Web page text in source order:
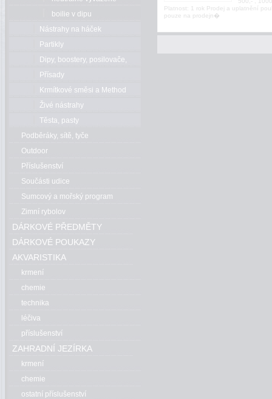
Platnost: 1 rok Prodej a uplatnění
pouze na prodejn�
boilie v dipu
Nástrahy na háček
Partikly
Dipy, boostery, posilovače,
esence
Přísady
Krmítkové směsi a Method
mixy
Živé nástrahy
Těsta, pasty
Podběráky, sítě, tyče
Outdoor
Příslušenství
Součásti udice
Sumcový a mořský program
Zimní rybolov
DÁRKOVÉ PŘEDMĚTY
DÁRKOVÉ POUKAZY
AKVARISTIKA
krmení
chemie
technika
léčiva
příslušenství
ZAHRADNÍ JEZÍRKA
krmení
chemie
ostatní příslušenství